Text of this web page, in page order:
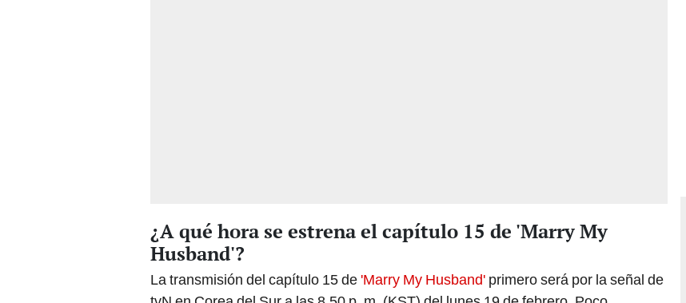
¿A qué hora se estrena el capítulo 15 de 'Marry My
Husband'?
La transmisión del capítulo 15 de 'Marry My Husband' primero será por la señal de